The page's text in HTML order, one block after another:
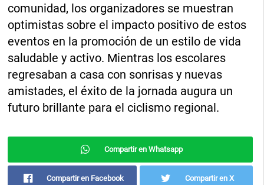
comunidad, los organizadores se muestran
optimistas sobre el impacto positivo de estos
eventos en la promoción de un estilo de vida
saludable y activo. Mientras los escolares
regresaban a casa con sonrisas y nuevas
amistades, el éxito de la jornada augura un
futuro brillante para el ciclismo regional.
Compartir en Whatsapp
Compartir en Facebook Compartir en X